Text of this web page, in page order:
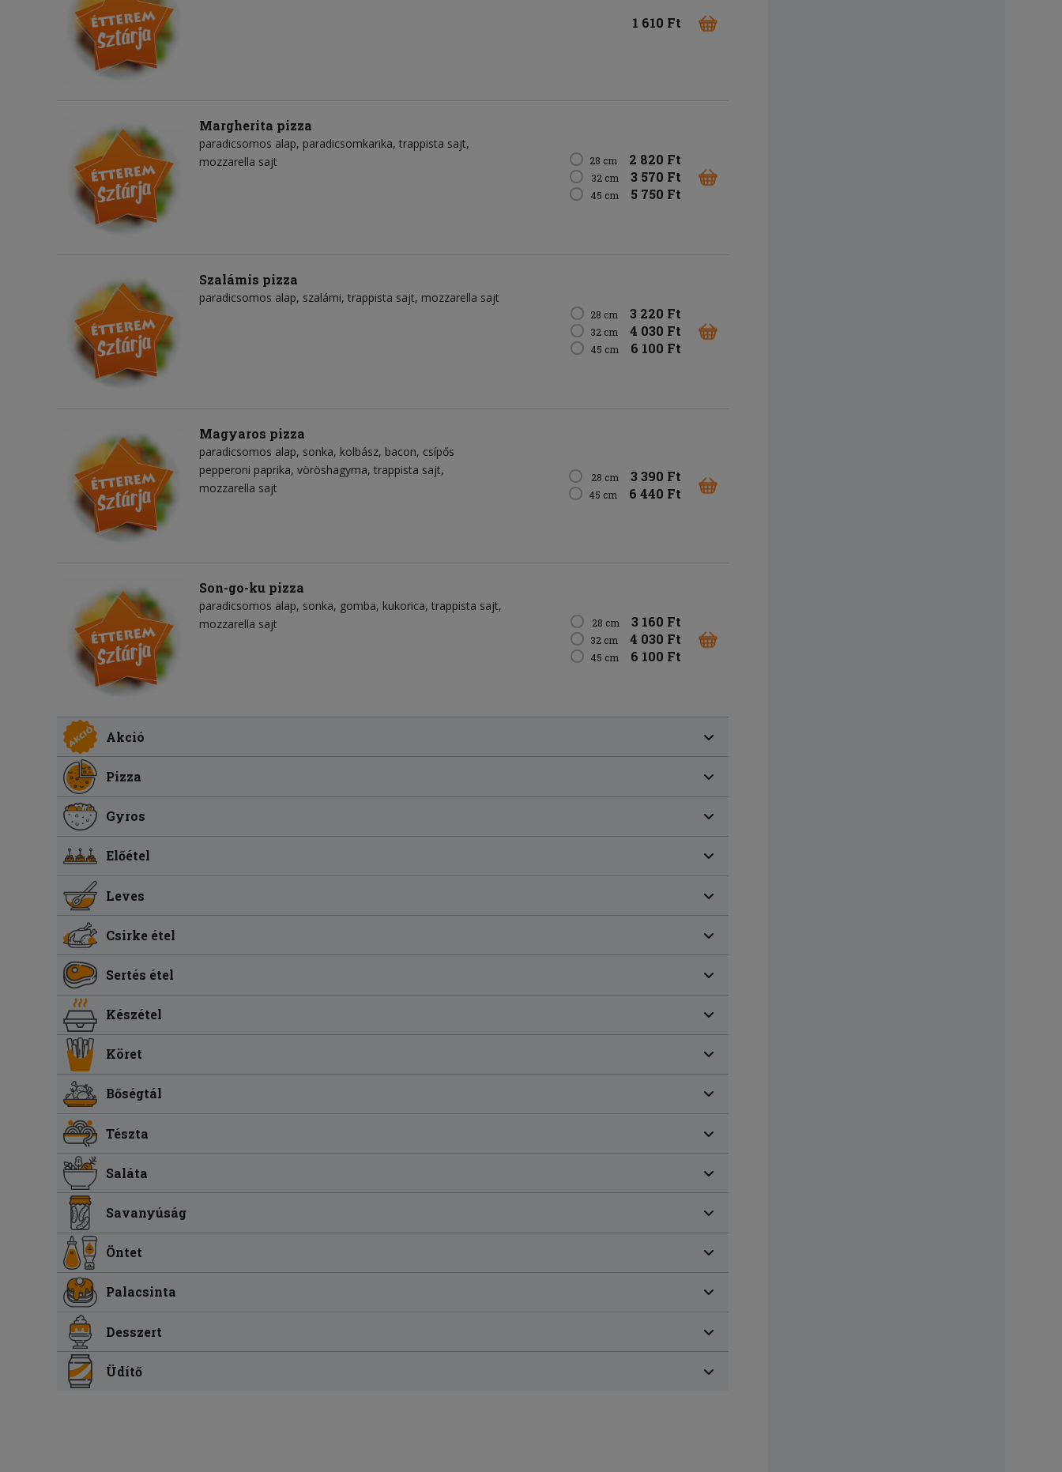
1 610 Ft
Margherita pizza
paradicsomos alap paradicsomkarika trappista sajt
mozzarella sajt
28 cm 2 820 Ft
32 cm 3 570 Ft
45 cm 5 750 Ft
Szalámis pizza
paradicsomos alap szalámi trappista sajt mozzarella sajt
28 cm 3 220 Ft
32 cm 4 030 Ft
45 cm 6 100 Ft
Magyaros pizza
paradicsomos alap sonka kolbász bacon csípős
pepperoni paprika vöröshagyma trappista sajt
mozzarella sajt
28 cm 3 390 Ft
45 cm 6 440 Ft
Son-go-ku pizza
paradicsomos alap sonka gomba kukorica trappista sajt
mozzarella sajt
28 cm 3 160 Ft
32 cm 4 030 Ft
45 cm 6 100 Ft
Akció
Pizza
Gyros
Előétel
Leves
Csirke étel
Sertés étel
Készétel
Köret
Bőségtál
Tészta
Saláta
Savanyúság
Öntet
Palacsinta
Desszert
Üdítő